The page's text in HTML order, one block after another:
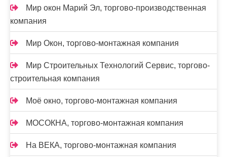
Мир окон Марий Эл, торгово-производственная
компания
Мир Окон, торгово-монтажная компания
Мир Строительных Технологий Сервис, торгово-
строительная компания
Моё окно, торгово-монтажная компания
МОСОКНА, торгово-монтажная компания
На ВЕКА, торгово-монтажная компания